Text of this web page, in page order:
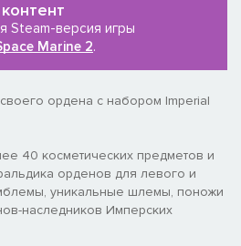
Steam-версия игры
Marine 2.
ордена с набором Imperial
40 косметических предметов и
орденов для левого и
уникальные шлемы, поножи
наследников Имперских